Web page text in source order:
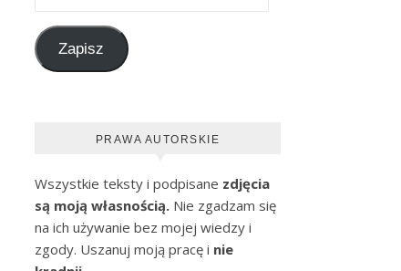
Zapisz
PRAWA AUTORSKIE
Wszystkie teksty i podpisane zdjęcia
są moją własnością. Nie zgadzam się
na ich używanie bez mojej wiedzy i
zgody. Uszanuj moją pracę i nie